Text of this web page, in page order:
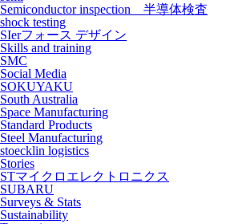
Semiconductor inspection 半導体検査
shock testing
SIerフォース デザイン
Skills and training
SMC
Social Media
SOKUYAKU
South Australia
Space Manufacturing
Standard Products
Steel Manufacturing
stoecklin logistics
Stories
STマイクロエレクトロニクス
SUBARU
Surveys & Stats
Sustainability